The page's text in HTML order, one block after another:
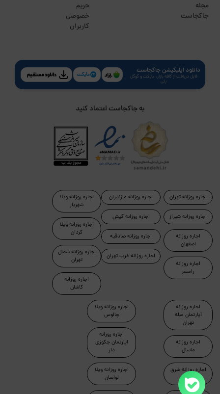
مجله
جاکجاست
حریم
خصوصی
کاربران
دانلود اپلیکیشن جاکجاست
قابل دریافت از کافه بازار، مایکت و گوگل
پلی
به جاکجاست اعتماد کنید
اجاره روزانه تهران
اجاره روزانه شیراز
اجاره روزانه
اصفهان
اجاره روزانه
رامسر
اجاره روزانه مازندران
اجاره روزانه کیش
اجاره روزانه صادقیه
اجاره روزانه غرب تهران
اجاره روزانه ویلا
شهریار
اجاره روزانه ویلا
کردان
اجاره روزانه شمال
تهران
اجاره روزانه
کاشان
اجاره روزانه
آپارتمان مبله
تهران
اجاره روزانه
ماسال
اجاره روزانه شرق
تهران
اجاره روزانه ویلا
چالوس
اجاره روزانه
آپارتمان جکوزی
دار
اجاره روزانه ویلا
لواسان